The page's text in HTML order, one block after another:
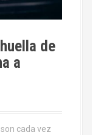
de
a
cada vez